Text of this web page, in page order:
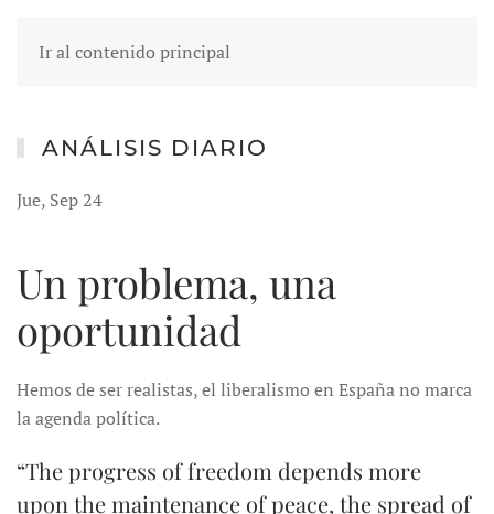
Ir al contenido principal
ANÁLISIS DIARIO
Jue, Sep 24
Un problema, una
oportunidad
Hemos de ser realistas, el liberalismo en España no marca
la agenda política.
“The progress of freedom depends more
upon the maintenance of peace, the spread of